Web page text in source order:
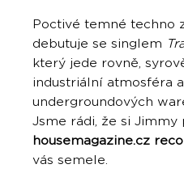
Poctivé temné techno
debutuje se singlem
který jede rovně,
industriální atmosféra
undergroundových
Jsme rádi, že si
housemagazine.cz
vás semele.